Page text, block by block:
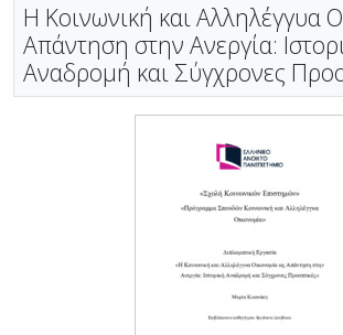
Η Κοινωνική και Αλληλέγγυα
Απάντηση στην Ανεργία:
Αναδρομή και Σύγχρονες